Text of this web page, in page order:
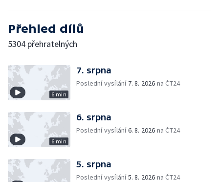
Přehled dílů
5304 přehratelných
6 min
7. srpna
Poslední vysílání 7. 8. 2026 na ČT24
6 min
6. srpna
Poslední vysílání6. 8. 2026 na ČT24
5. srpna
Poslední vysílání5. 8. 2026 na ČT24